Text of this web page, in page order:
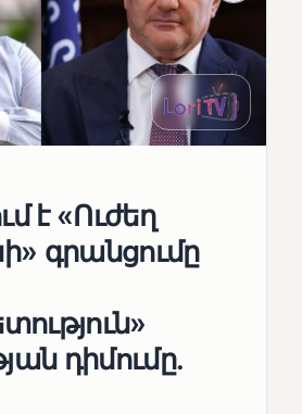
է «Ուժեղ
գրանցումը
դիմումը.